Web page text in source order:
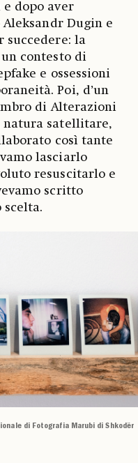
e dopo aver
Dugin e
succedere: la
contesto di
e ossessioni
Poi, d’un
di Alterazioni
natura satellitare,
così tante
lasciarlo
resuscitarlo e
scritto
scelta.
di Fotografia Marubi di Shkodër